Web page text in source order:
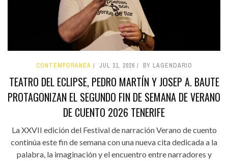
CONTEMPORÁNEA JUL 31, 2026 BY LAGENDARIO
TEATRO DEL ECLIPSE, PEDRO MARTÍN Y JOSEP A. BAUTE
PROTAGONIZAN EL SEGUNDO FIN DE SEMANA DE VERANO
DE CUENTO 2026 TENERIFE
La XXVII edición del Festival de narración Verano de cuento
continúa este fin de semana con una nueva cita dedicada a la
palabra, la imaginación y el encuentro entre narradores y